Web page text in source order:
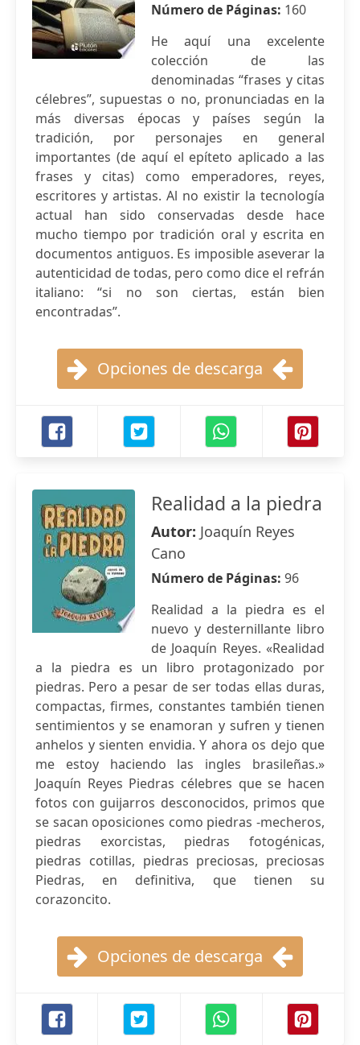
Número de Páginas: 160
He aquí una excelente
colección de las
denominadas “frases y citas
célebres”, supuestas o no, pronunciadas en la
más diversas épocas y países según la
tradición, por personajes en general
importantes (de aquí el epíteto aplicado a las
frases y citas) como emperadores, reyes,
escritores y artistas. Al no existir la tecnología
actual han sido conservadas desde hace
mucho tiempo por tradición oral y escrita en
documentos antiguos. Es imposible aseverar la
autenticidad de todas, pero como dice el refrán
italiano: “si no son ciertas, están bien
encontradas”.
Opciones de descarga
Realidad a la piedra
Autor: Joaquín Reyes
Cano
Número de Páginas: 96
Realidad a la piedra es el
nuevo y desternillante libro
de Joaquín Reyes. «Realidad
a la piedra es un libro protagonizado por
piedras. Pero a pesar de ser todas ellas duras,
compactas, firmes, constantes también tienen
sentimientos y se enamoran y sufren y tienen
anhelos y sienten envidia. Y ahora os dejo que
me estoy haciendo las ingles brasileñas.»
Joaquín Reyes Piedras célebres que se hacen
fotos con guijarros desconocidos, primos que
se sacan oposiciones como piedras -mecheros,
piedras exorcistas, piedras fotogénicas,
piedras cotillas, piedras preciosas, preciosas
Piedras, en definitiva, que tienen su
corazoncito.
Opciones de descarga